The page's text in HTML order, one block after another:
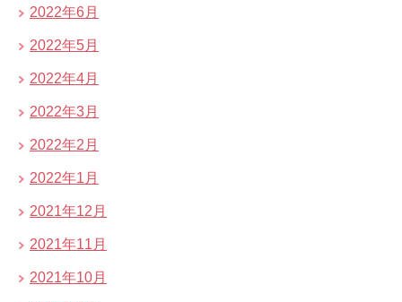
2022年6月
2022年5月
2022年4月
2022年3月
2022年2月
2022年1月
2021年12月
2021年11月
2021年10月